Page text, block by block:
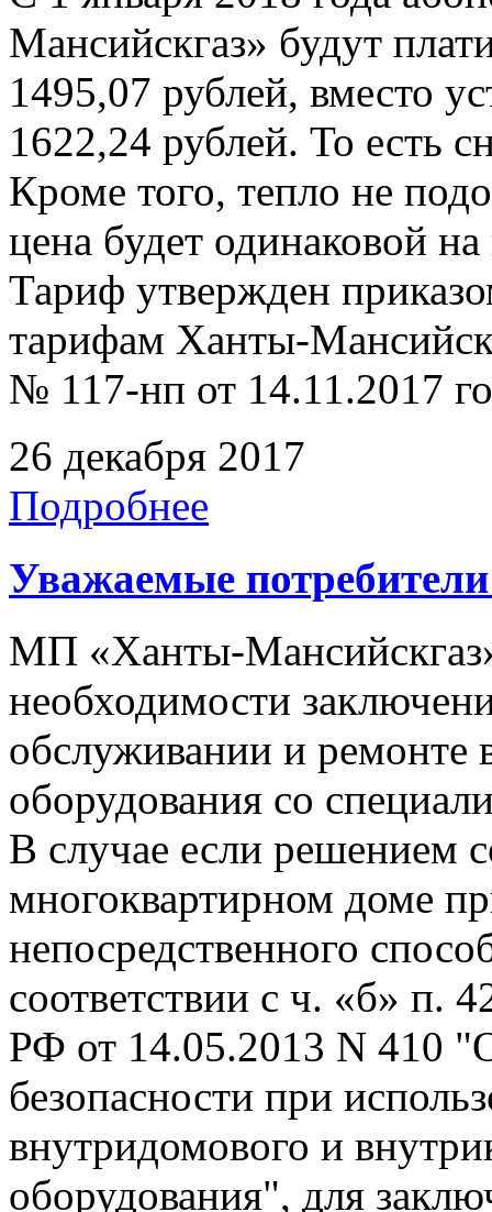
Мансийскгаз» будут
1495,07 рублей, вместо
1622,24 рублей. То есть
Кроме того, тепло не
цена будет одинаковой
Тариф утвержден
тарифам Ханты-
№ 117-нп от 14.11.2017
26 декабря 2017
Подробнее
Уважаемые потребители
МП «Ханты-
необходимости
обслуживании и ремонте
оборудования со
В случае если решением
многоквартирном доме
непосредственного
соответствии с ч. «б» п.
РФ от 14.05.2013 N 410
безопасности при
внутридомового и
оборудования", для